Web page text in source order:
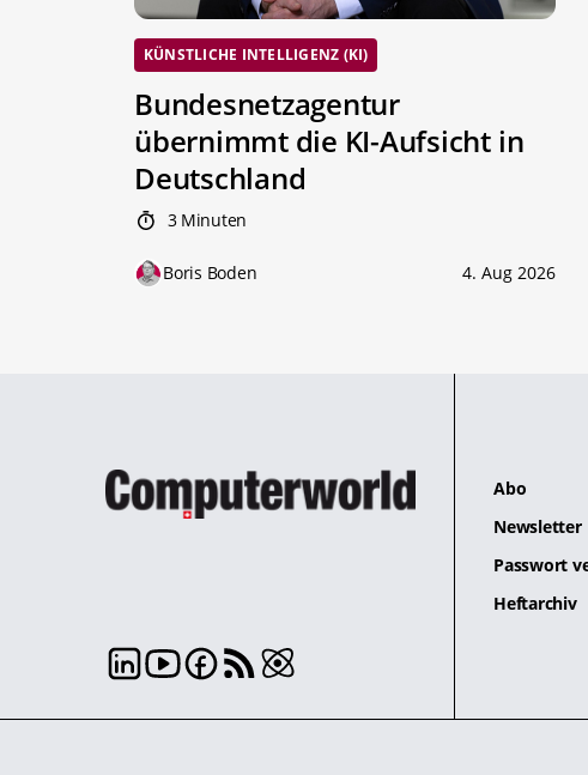
KÜNSTLICHE INTELLIGENZ (KI)
Bundesnetzagentur
übernimmt die KI-Aufsicht in
Deutschland
3 Minuten
Boris Boden 4. Aug 2026
Abo
Newsletter
Passwort
Heftarchiv